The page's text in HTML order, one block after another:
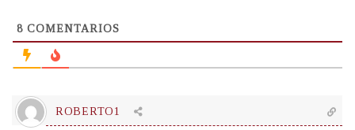
8 COMENTARIOS
ROBERTO1